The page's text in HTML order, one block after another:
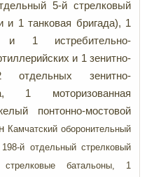
5-й стрелковый
и 1 танковая бригада), 1
и 1 истребительно-
и 1 зенитно-
отдельных зенитно-
1 моторизованная
понтонно-мостовой
Камчатский оборонительный
й отдельный стрелковый
батальоны, 1